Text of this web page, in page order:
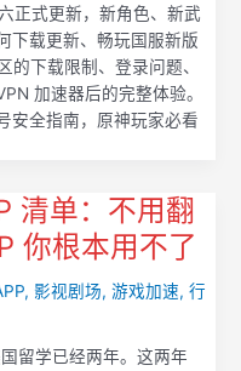
正式更新，新角色、新武
下载更新、畅玩国服新版
下载限制、登录问题、
加速器后的完整体验。
安全指南，原神玩家必看
清单：不用翻
你根本用不了
,影视剧场,游戏加速,行
留学已经两年。这两年